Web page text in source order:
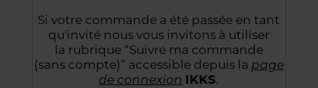
Si votre commande a été passée en tant
qu'invité nous vous invitons à utiliser
la rubrique “Suivre ma commande
(sans compte)” accessible depuis la page
de connexion IKKS.